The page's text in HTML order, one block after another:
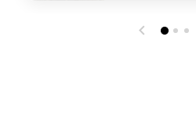
undefined Scena di Angelo